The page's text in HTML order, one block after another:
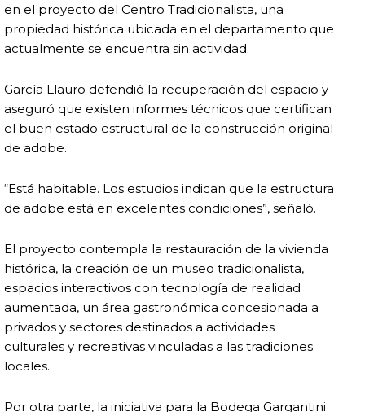
en el proyecto del Centro Tradicionalista, una
propiedad histórica ubicada en el departamento que
actualmente se encuentra sin actividad.
García Llauro defendió la recuperación del espacio y
aseguró que existen informes técnicos que certifican
el buen estado estructural de la construcción original
de adobe.
“Está habitable. Los estudios indican que la estructura
de adobe está en excelentes condiciones”, señaló.
El proyecto contempla la restauración de la vivienda
histórica, la creación de un museo tradicionalista,
espacios interactivos con tecnología de realidad
aumentada, un área gastronómica concesionada a
privados y sectores destinados a actividades
culturales y recreativas vinculadas a las tradiciones
locales.
Por otra parte, la iniciativa para la Bodega Gargantini